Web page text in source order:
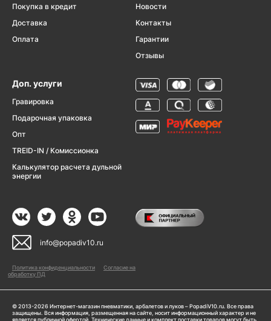
Покупка в кредит
Доставка
Оплата
Новости
Контакты
Гарантии
Отзывы
Доп. услуги
Гравировка
Подарочная упаковка
Опт
TREID-IN / Комиссионка
Калькулятор расчета дульной
энергии
info@popadiv10.ru
Политика конфиденциальности
Согласие на
обработку ПД
© 2013-2026 Интернет-магазин пневматики, арбалетов и луков – PopadiV10.ru. Все права
защищены. Вся информация, размещенная на сайте, носит информационный характер и не
является публичной офертой. Технические данные и комплект поставки товаров могут быть